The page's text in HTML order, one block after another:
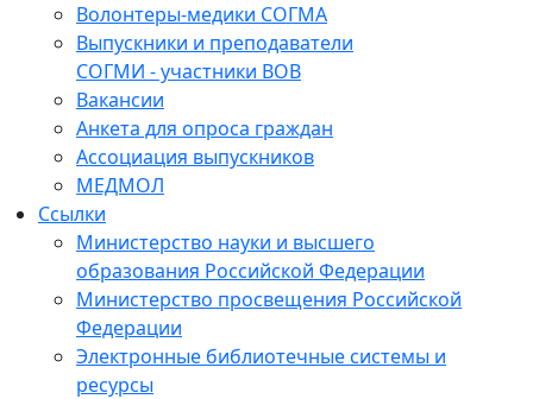
Волонтеры-медики СОГМА
Выпускники и преподаватели
СОГМИ - участники ВОВ
Вакансии
Анкета для опроса граждан
Ассоциация выпускников
МЕДМОЛ
Ссылки
Министерство науки и высшего
образования Российской Федерации
Министерство просвещения Российской
Федерации
Электронные библиотечные системы и
ресурсы